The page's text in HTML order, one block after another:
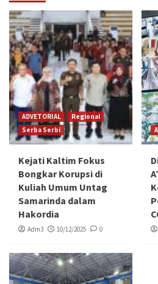
ADVETORIAL
Regional
Serba Serbi
Kejati Kaltim Fokus
Bongkar Korupsi di
Kuliah Umum Untag
Samarinda dalam
Hakordia
Adm3 10/12/2025 0